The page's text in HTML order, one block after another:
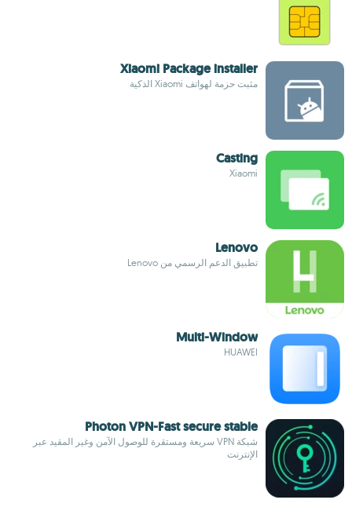
Xiaomi Package installer
مثبت حزمة لهواتف Xiaomi الذكية
Casting
Xiaomi
Lenovo
تطبيق الدعم الرسمي من Lenovo
Multi-Window
HUAWEI
Photon VPN-Fast secure stable
شبكة VPN سريعة ومستقرة للوصول الآمن وغير المقيد عبر
الإنترنت